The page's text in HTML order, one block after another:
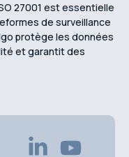
27001 est essentielle
de surveillance
protège les données
et garantit des